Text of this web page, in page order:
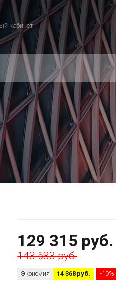
кабинет
129 315 руб.
143 683 руб.
Экономия 14 368 руб. -10%